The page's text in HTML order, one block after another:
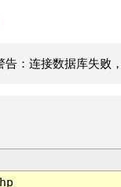
告：连接数据库失败